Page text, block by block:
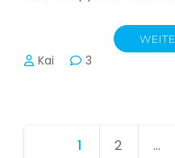
Kai 3
1 Seite
2 …